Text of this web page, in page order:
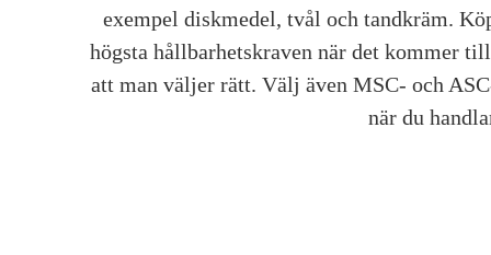
exempel diskmedel, tvål och tandkräm.
högsta hållbarhetskraven när det kommer
att man väljer rätt. Välj även MSC- och
när du